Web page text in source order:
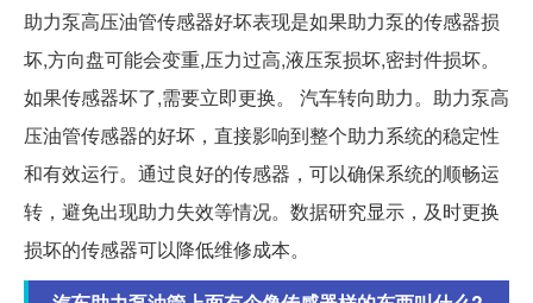
助力泵高压油管传感器好坏表现是如果助力泵的传感器损
坏,方向盘可能会变重,压力过高,液压泵损坏,密封件损坏。
如果传感器坏了,需要立即更换。 汽车转向助力。助力泵高
压油管传感器的好坏，直接影响到整个助力系统的稳定性
和有效运行。通过良好的传感器，可以确保系统的顺畅运
转，避免出现助力失效等情况。数据研究显示，及时更换
损坏的传感器可以降低维修成本。